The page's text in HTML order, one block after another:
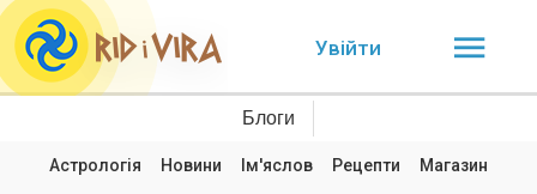
Увійти
Блоги
Астрологія Новини Ім'яслов Рецепти Магазин